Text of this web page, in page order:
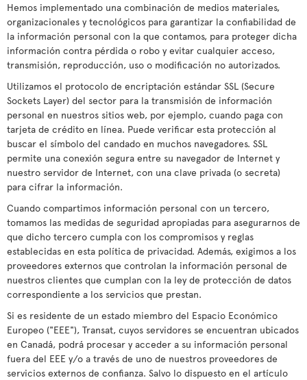
Hemos implementado una combinación de medios materiales,
organizacionales y tecnológicos para garantizar la confiabilidad de
la información personal con la que contamos, para proteger dicha
información contra pérdida o robo y evitar cualquier acceso,
transmisión, reproducción, uso o modificación no autorizados.
Utilizamos el protocolo de encriptación estándar SSL (Secure
Sockets Layer) del sector para la transmisión de información
personal en nuestros sitios web, por ejemplo, cuando paga con
tarjeta de crédito en línea. Puede verificar esta protección al
buscar el símbolo del candado en muchos navegadores. SSL
permite una conexión segura entre su navegador de Internet y
nuestro servidor de Internet, con una clave privada (o secreta)
para cifrar la información.
Cuando compartimos información personal con un tercero,
tomamos las medidas de seguridad apropiadas para asegurarnos de
que dicho tercero cumpla con los compromisos y reglas
establecidas en esta política de privacidad. Además, exigimos a los
proveedores externos que controlan la información personal de
nuestros clientes que cumplan con la ley de protección de datos
correspondiente a los servicios que prestan.
Si es residente de un estado miembro del Espacio Económico
Europeo ("EEE"), Transat, cuyos servidores se encuentran ubicados
en Canadá, podrá procesar y acceder a su información personal
fuera del EEE y/o a través de uno de nuestros proveedores de
servicios externos de confianza. Salvo lo dispuesto en el artículo